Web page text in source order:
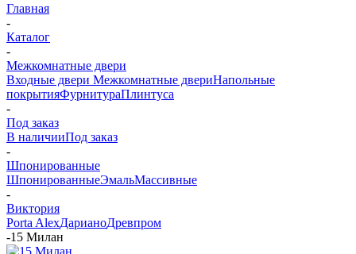
Главная
-
Каталог
-
Межкомнатные двери
Входные двери Межкомнатные двериНапольные
покрытияФурнитураПлинтуса
-
Под заказ
В наличииПод заказ
-
Шпонированные
ШпонированныеЭмальМассивные
-
Виктория
Porta AlexДарианоДревпром
-15 Милан